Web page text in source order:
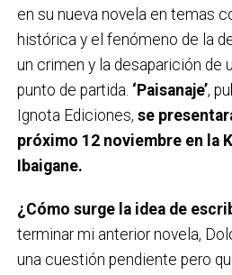
en su nueva novela en temas
histórica y el fenómeno de la
un crimen y la desaparición de
punto de partida. ‘Paisanaje’,
Ignota Ediciones, se
próximo 12 noviembre en la
Ibaigane.
¿Cómo surge la idea de
terminar mi anterior novela,
una cuestión pendiente pero